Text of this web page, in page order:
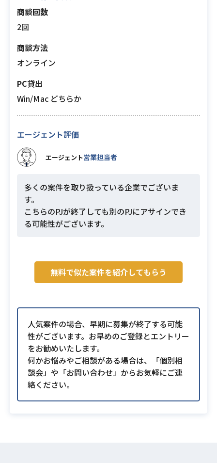
商談回数
2回
商談方法
オンライン
PC貸出
Win/Mac どちらか
エージェント評価
エージェント営業担当者
多くの案件を取り扱っている企業でございま
す。
こちらのPJが終了しても別のPJにアサインでき
る可能性がございます。
無料で似た案件を紹介してもらう
人気案件の場合、早期に募集が終了する可能
性がございます。お早めのご登録とエントリー
をお勧めいたします。
何かお悩みやご相談がある場合は、「個別相
談会」や「お問い合わせ」からお気軽にご連
絡ください。